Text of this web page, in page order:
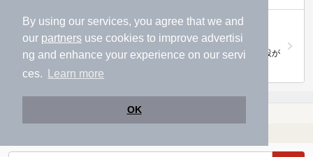
By using our services, you agree that we and
our partners use cookies to improve advertisi
ng and enhance your experience on our servi
ces.
Learn more
OK
【ニフティライフスタイル株主優待のご案
内】
株主優待制度で人気の温浴施設に行こう！対象施設が
拡充されました！